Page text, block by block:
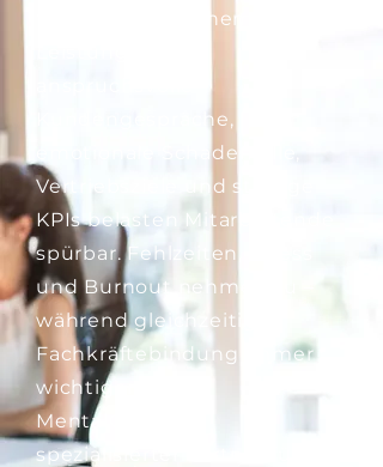
täglich unter hohem
Kundengespräche,
emotionale Schadenfälle,
Vertriebsziele und strenge
KPIs belasten Mitarbeitende
spürbar. Fehlzeiten, Stress
und Burnout nehmen zu –
während gleichzeitig
Fachkräftebindung immer
wichtiger wird.
MentalGO ist Ihr
spezialisierter Partner für